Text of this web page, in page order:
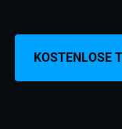
KOSTENLOSE